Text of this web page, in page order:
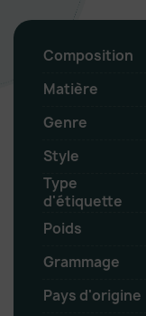
Composition
Matière
Genre
Style
Type
d'étiquette
Poids
Grammage
Pays d'origine